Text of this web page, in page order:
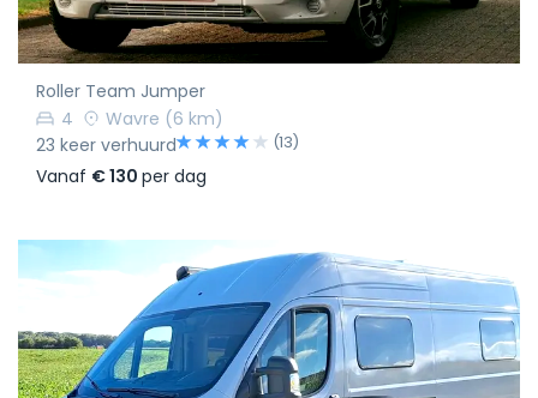
Roller Team Jumper
4
Wavre (6 km)
23 keer verhuurd
(13)
Vanaf € 130 per dag